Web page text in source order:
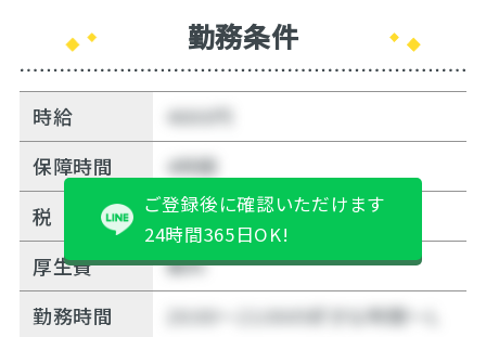
勤務条件
時給
4000円
保障時間
4時間
税
10%
厚生費
無料
勤務時間
20:00～21:00の好きな時間～Ｌ
ご登録後に確認いただけます
24時間365日OK!